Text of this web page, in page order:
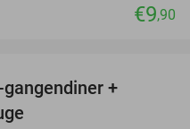
€9,90
+